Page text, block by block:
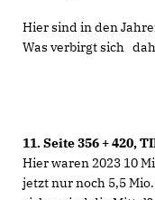
Hier sind in den
Was verbirgt sich
11. Seite 356 + 420,
Hier waren 2023 10
jetzt nur noch 5,5